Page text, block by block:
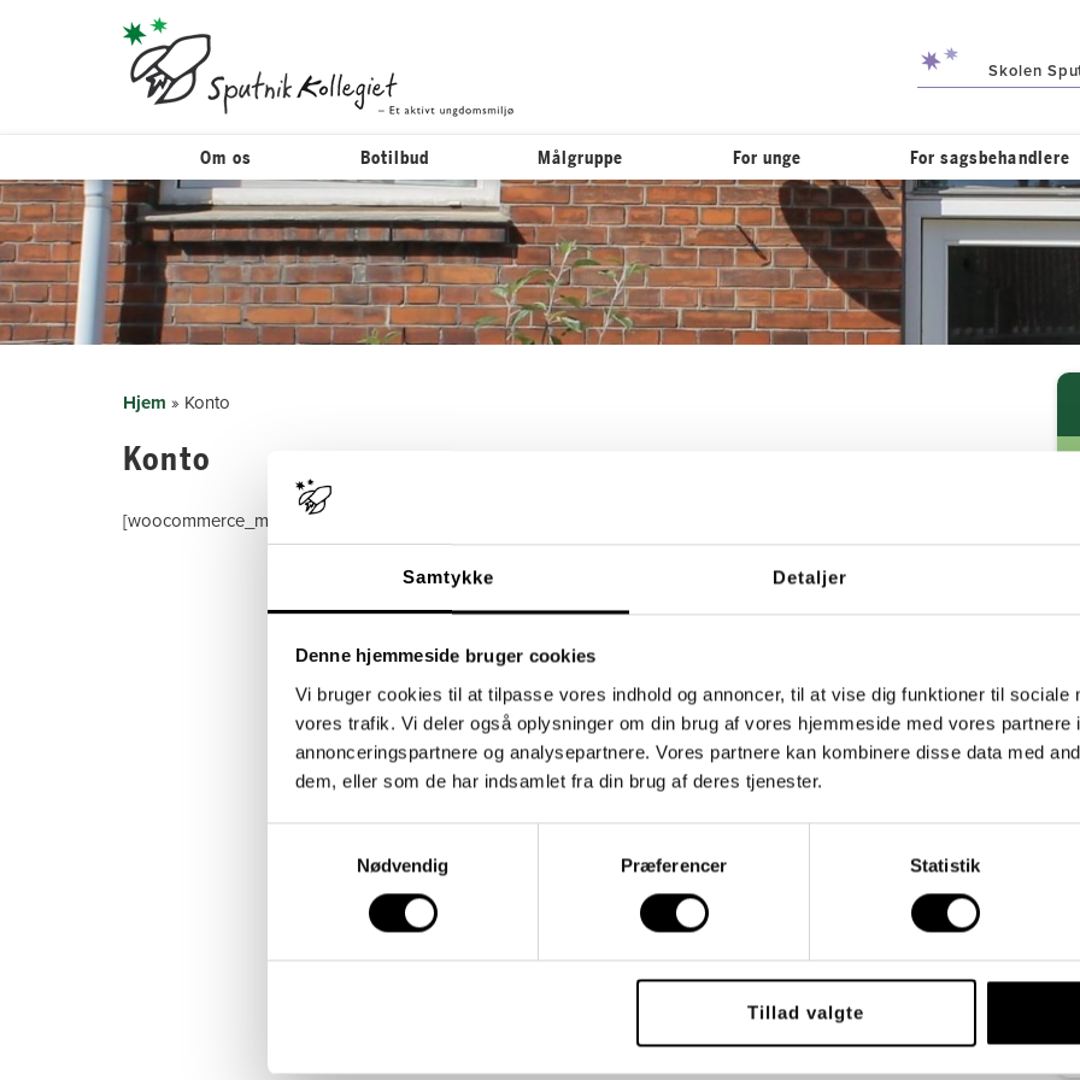
Samtykke Detaljer
Denne hjemmeside bruger cookies
Vi bruger cookies til at tilpasse vores indhold og annoncer, til at vise dig funktioner til sociale
vores trafik. Vi deler også oplysninger om din brug af vores hjemmeside med vores partnere
annonceringspartnere og analysepartnere. Vores partnere kan kombinere disse data med
dem, eller som de har indsamlet fra din brug af deres tjenester.
Nødvendig
Præferencer Statistik
Tillad valgte
Hop
til
indholdet
Skolen
Om os Botilbud Målgruppe For unge For sagsbehandlere
Hjem » Konto
Konto
[woocommerce_my_account]